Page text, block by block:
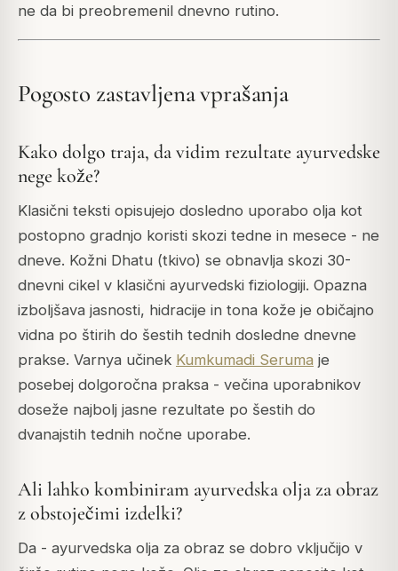
ne da bi preobremenil dnevno rutino.
Pogosto zastavljena vprašanja
Kako dolgo traja, da vidim rezultate ayurvedske
nege kože?
Klasični teksti opisujejo dosledno uporabo olja kot
postopno gradnjo koristi skozi tedne in mesece - ne
dneve. Kožni Dhatu (tkivo) se obnavlja skozi 30-
dnevni cikel v klasični ayurvedski fiziologiji. Opazna
izboljšava jasnosti, hidracije in tona kože je običajno
vidna po štirih do šestih tednih dosledne dnevne
prakse. Varnya učinek Kumkumadi Seruma je
posebej dolgoročna praksa - večina uporabnikov
doseže najbolj jasne rezultate po šestih do
dvanajstih tednih nočne uporabe.
Ali lahko kombiniram ayurvedska olja za obraz
z obstoječimi izdelki?
Da - ayurvedska olja za obraz se dobro vključijo v